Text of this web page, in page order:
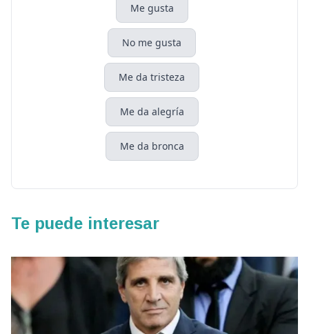
Me gusta
No me gusta
Me da tristeza
Me da alegría
Me da bronca
Te puede interesar